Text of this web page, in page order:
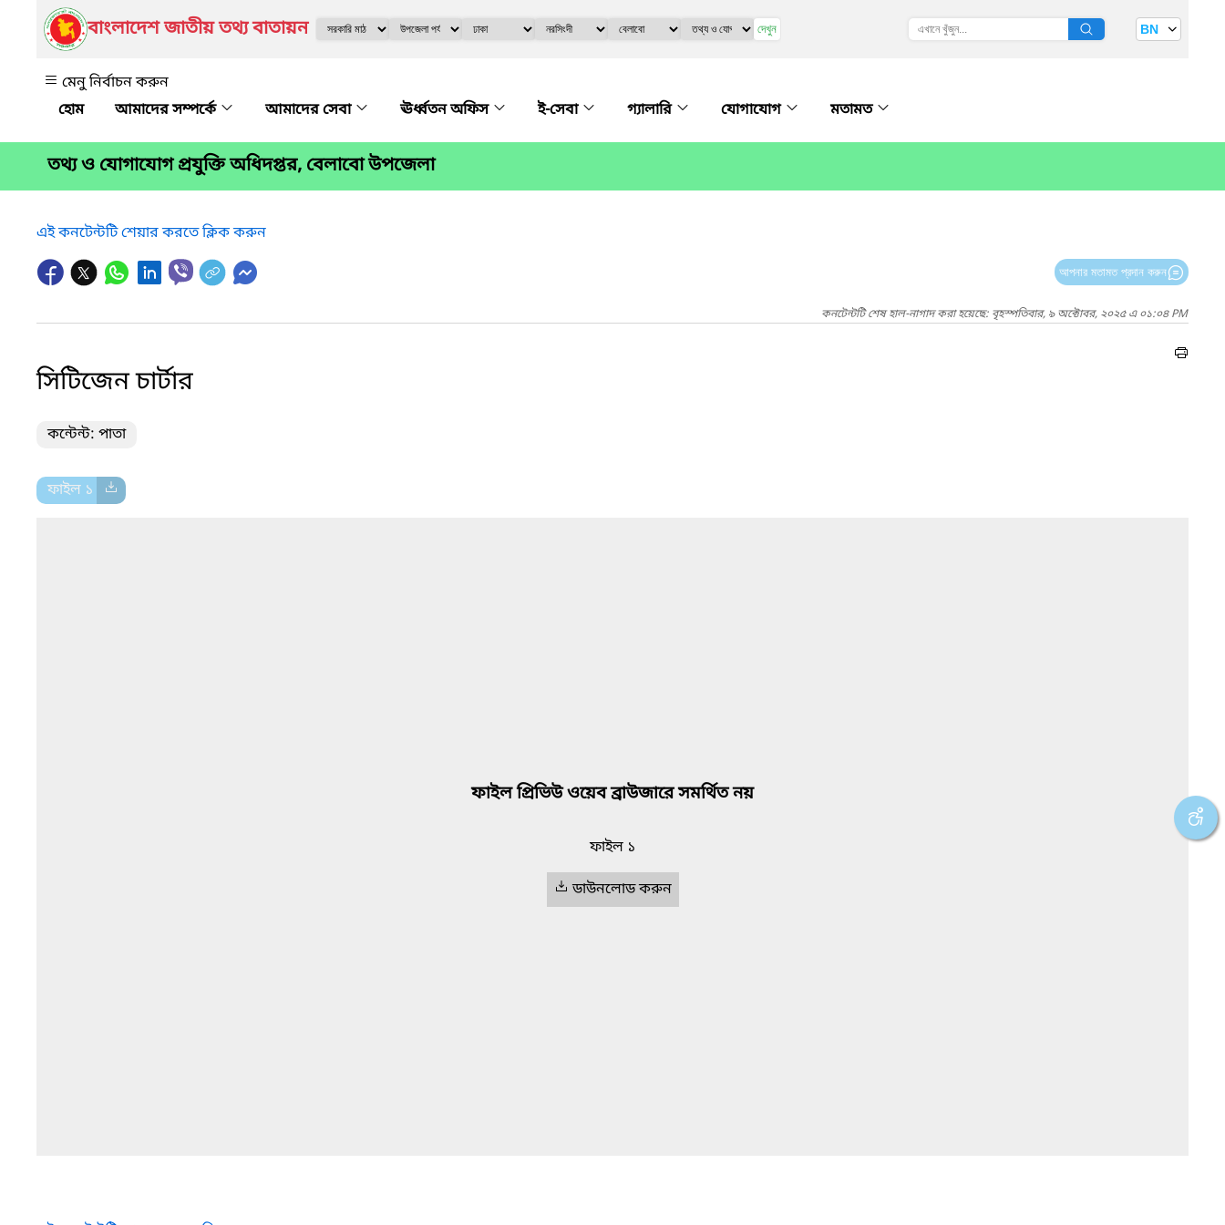
বাংলাদেশ জাতীয় তথ্য বাতায়ন দেখুন BN
মেনু নির্বাচন করুন
আমাদের সম্পর্কে
আমাদের সেবা ঊর্ধ্বতন অফিস ই-সেবা গ্যালারি যোগাযোগ মতামত
তথ্য ও যোগাযোগ প্রযুক্তি অধিদপ্তর, বেলাবো উপজেলা
এই কনটেন্টটি শেয়ার করতে ক্লিক করুন
আপনার মতামত প্রদান করুন
কনটেন্টটি শেষ হাল-নাগাদ করা হয়েছে: বৃহস্পতিবার, ৯ অক্টোবর, ২০২৫ এ ০১:০৪ PM
সিটিজেন চার্টার
কন্টেন্ট: পাতা
ফাইল ১
ফাইল প্রিভিউ ওয়েব ব্রাউজারে সমর্থিত নয়
ফাইল ১
ডাউনলোড করুন